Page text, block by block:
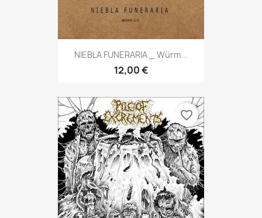
NIEBLA FUNERARIA _ Würm...
12,00 €
favorite_border